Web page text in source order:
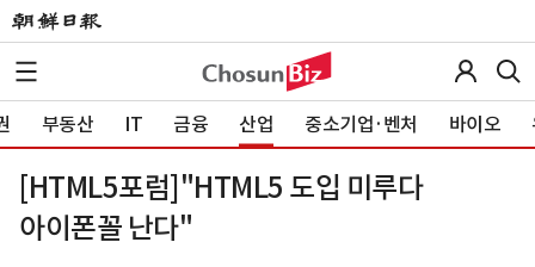
부동산 IT 금융 산업 중소기업·벤처 바이오
[HTML5포럼]"HTML5 도입 미루다
아이폰꼴 난다"